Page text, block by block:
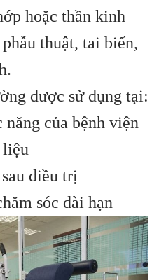
hoặc thần kinh
thuật, tai biến,
được sử dụng tại:
năng của bệnh viện
liệu
điều trị
sóc dài hạn